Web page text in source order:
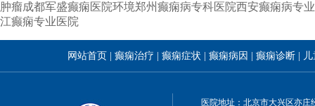
肿瘤成都军盛癫痫医院环境郑州癫痫病专科医院西安癫痫病专
江癫痫专业医院
网站首页 |癫痫治疗 |癫痫症状 |癫痫病因 |癫痫诊断
医院地址：北京市大兴区亦